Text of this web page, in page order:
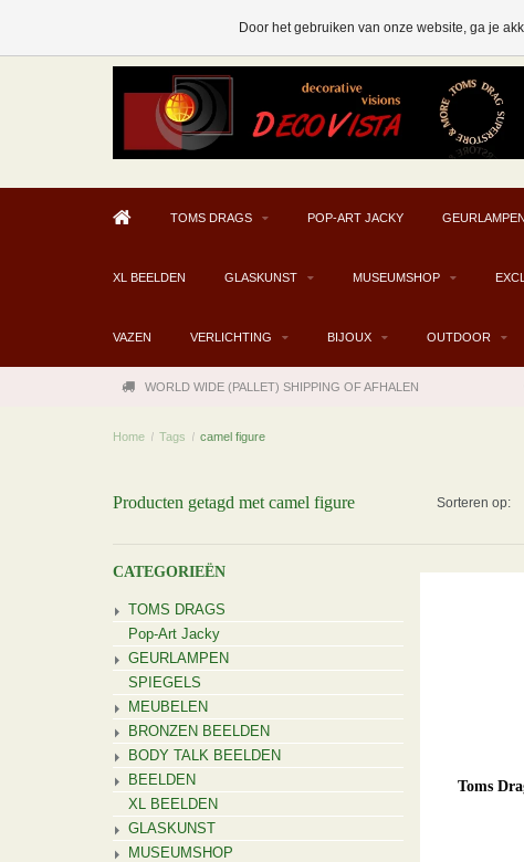
TOMS DRAGS POP-ART JACKY GEURLAMPEN
XL BEELDEN GLASKUNST MUSEUMSHOP
VAZEN VERLICHTING BIJOUX OUTDOOR
WORLD WIDE (PALLET) SHIPPING OF AFHALEN
Home / Tags / camel figure
Producten getagd met camel figure Sorteren op:
CATEGORIEËN
TOMS DRAGS
Pop-Art Jacky
GEURLAMPEN
SPIEGELS
MEUBELEN
BRONZEN BEELDEN
BODY TALK BEELDEN
BEELDEN
XL BEELDEN
GLASKUNST
MUSEUMSHOP
Toms
Door het gebruiken van onze website, ga je